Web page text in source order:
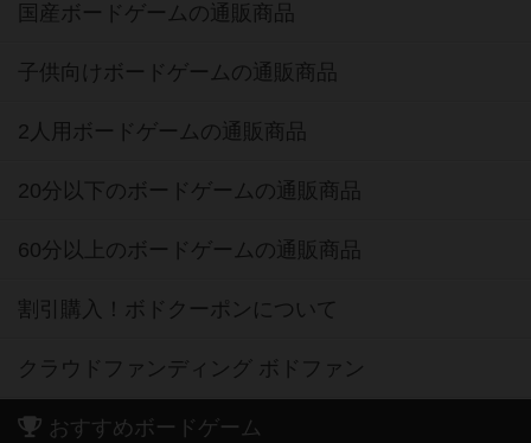
国産ボードゲームの通販商品
子供向けボードゲームの通販商品
2人用ボードゲームの通販商品
20分以下のボードゲームの通販商品
60分以上のボードゲームの通販商品
割引購入！ボドクーポンについて
クラウドファンディング ボドファン
おすすめボードゲーム